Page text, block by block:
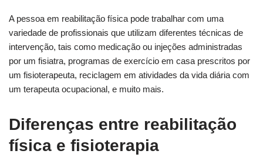
A pessoa em reabilitação física pode trabalhar com uma
variedade de profissionais que utilizam diferentes técnicas de
intervenção, tais como medicação ou injeções administradas
por um fisiatra, programas de exercício em casa prescritos por
um fisioterapeuta, reciclagem em atividades da vida diária com
um terapeuta ocupacional, e muito mais.
Diferenças entre reabilitação
física e fisioterapia